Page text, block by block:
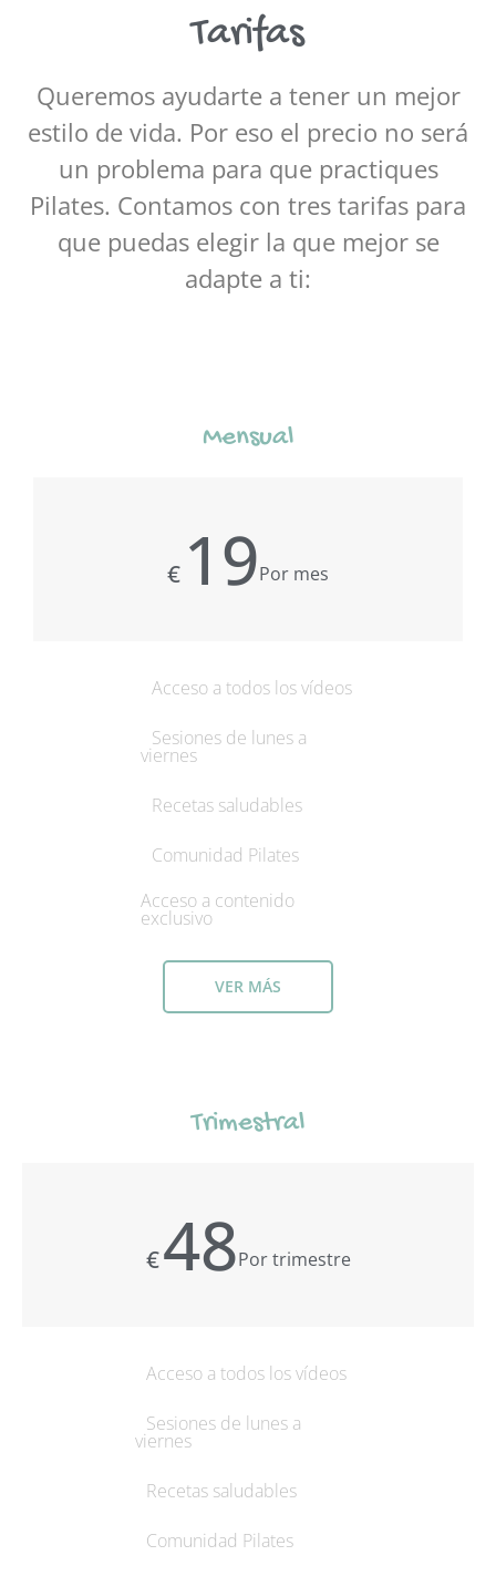
Tarifas
Queremos ayudarte a tener un mejor
estilo de vida. Por eso el precio no será
un problema para que practiques
Pilates. Contamos con tres tarifas para
que puedas elegir la que mejor se
adapte a ti:
Mensual
€ 19Por mes
Acceso a todos los vídeos
Sesiones de lunes a
viernes
Recetas saludables
Comunidad Pilates
Acceso a contenido
exclusivo
VER MÁS
Trimestral
€48Por trimestre
Acceso a todos los vídeos
Sesiones de lunes a
viernes
Recetas saludables
Comunidad Pilates